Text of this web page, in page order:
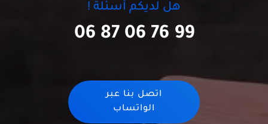
هل لديكم أسئلة !
06 87 06 76 99
اتصل بنا عبر
الواتساب